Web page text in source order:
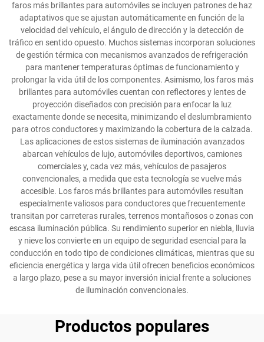
faros más brillantes para automóviles se incluyen patrones de haz
adaptativos que se ajustan automáticamente en función de la
velocidad del vehículo, el ángulo de dirección y la detección de
tráfico en sentido opuesto. Muchos sistemas incorporan soluciones
de gestión térmica con mecanismos avanzados de refrigeración
para mantener temperaturas óptimas de funcionamiento y
prolongar la vida útil de los componentes. Asimismo, los faros más
brillantes para automóviles cuentan con reflectores y lentes de
proyección diseñados con precisión para enfocar la luz
exactamente donde se necesita, minimizando el deslumbramiento
para otros conductores y maximizando la cobertura de la calzada.
Las aplicaciones de estos sistemas de iluminación avanzados
abarcan vehículos de lujo, automóviles deportivos, camiones
comerciales y, cada vez más, vehículos de pasajeros
convencionales, a medida que esta tecnología se vuelve más
accesible. Los faros más brillantes para automóviles resultan
especialmente valiosos para conductores que frecuentemente
transitan por carreteras rurales, terrenos montañosos o zonas con
escasa iluminación pública. Su rendimiento superior en niebla, lluvia
y nieve los convierte en un equipo de seguridad esencial para la
conducción en todo tipo de condiciones climáticas, mientras que su
eficiencia energética y larga vida útil ofrecen beneficios económicos
a largo plazo, pese a su mayor inversión inicial frente a soluciones
de iluminación convencionales.
Productos populares